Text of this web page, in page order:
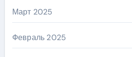
Март 2025
Февраль 2025